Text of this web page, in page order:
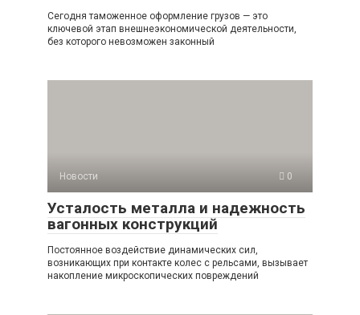
Сегодня таможенное оформление грузов — это
ключевой этап внешнеэкономической деятельности,
без которого невозможен законный
Новости 0
Усталость металла и надежность
вагонных конструкций
Постоянное воздействие динамических сил,
возникающих при контакте колес с рельсами, вызывает
накопление микроскопических повреждений